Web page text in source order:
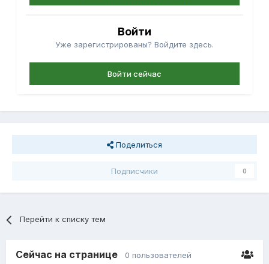
Войти
Уже зарегистрированы? Войдите здесь.
Войти сейчас
Поделиться
Подписчики 0
Перейти к списку тем
Сейчас на странице 0 пользователей